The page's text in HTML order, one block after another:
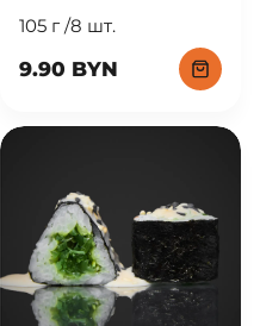
105 г /8 шт.
9.90 BYN